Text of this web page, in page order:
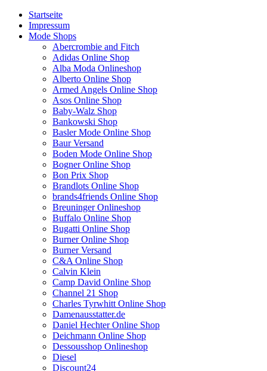
Startseite
Impressum
Mode Shops
Abercrombie and Fitch
Adidas Online Shop
Alba Moda Onlineshop
Alberto Online Shop
Armed Angels Online Shop
Asos Online Shop
Baby-Walz Shop
Bankowski Shop
Basler Mode Online Shop
Baur Versand
Boden Mode Online Shop
Bogner Online Shop
Bon Prix Shop
Brandlots Online Shop
brands4friends Online Shop
Breuninger Onlineshop
Buffalo Online Shop
Bugatti Online Shop
Burner Online Shop
Burner Versand
C&A Online Shop
Calvin Klein
Camp David Online Shop
Channel 21 Shop
Charles Tyrwhitt Online Shop
Damenausstatter.de
Daniel Hechter Online Shop
Deichmann Online Shop
Dessousshop Onlineshop
Diesel
Discount24